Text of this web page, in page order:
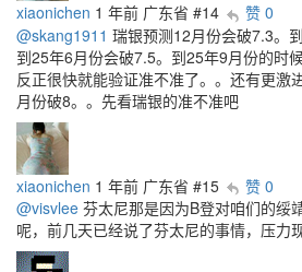
xiaonichen 1 年前 广东省 #14
赞 0
@skang1911 瑞银预测12月份会破7.3。
到25年6月份会破7.5。到25年9月份的时
反正很快就能验证准不准了。。还有更激
月份破8。。先看瑞银的准不准吧
xiaonichen 1 年前 广东省 #15
赞 0
@visvlee 芬太尼那是因为B登对咱们的绥
呢，前几天已经说了芬太尼的事情，压力